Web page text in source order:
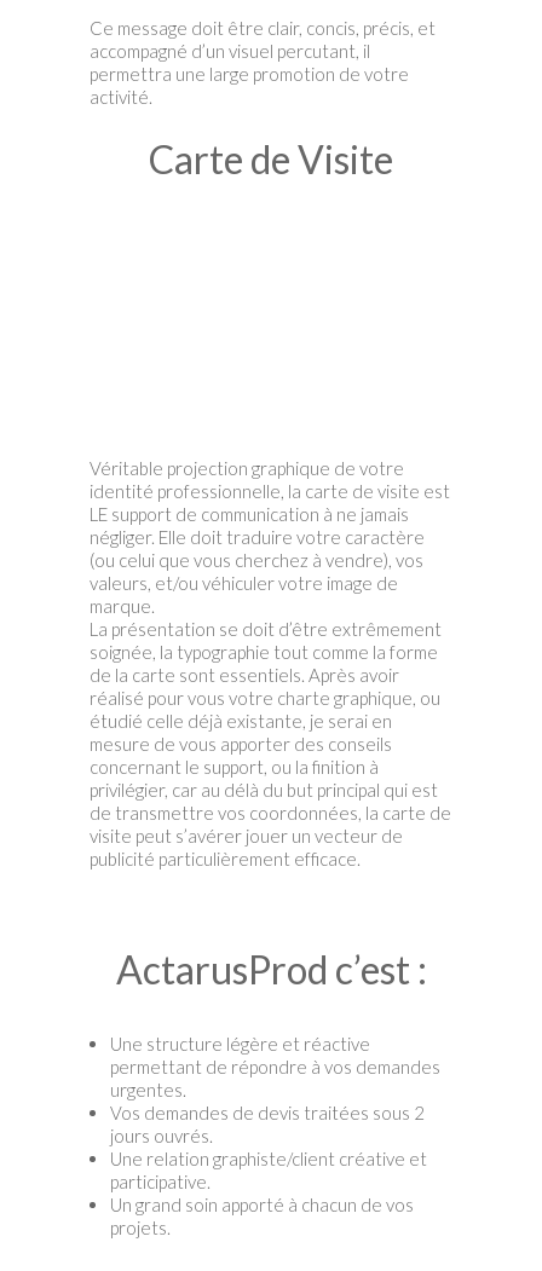
Ce message doit être clair, concis, précis, et
accompagné d’un visuel percutant, il
permettra une large promotion de votre
activité.
Carte de Visite
Véritable projection graphique de votre
identité professionnelle, la carte de visite est
LE support de communication à ne jamais
négliger. Elle doit traduire votre caractère
(ou celui que vous cherchez à vendre), vos
valeurs, et/ou véhiculer votre image de
marque.
La présentation se doit d’être extrêmement
soignée, la typographie tout comme la forme
de la carte sont essentiels. Après avoir
réalisé pour vous votre charte graphique, ou
étudié celle déjà existante, je serai en
mesure de vous apporter des conseils
concernant le support, ou la finition à
privilégier, car au délà du but principal qui est
de transmettre vos coordonnées, la carte de
visite peut s’avérer jouer un vecteur de
publicité particulièrement efficace.
ActarusProd c’est :
Une structure légère et réactive
permettant de répondre à vos demandes
urgentes.
Vos demandes de devis traitées sous 2
jours ouvrés.
Une relation graphiste/client créative et
participative.
Un grand soin apporté à chacun de vos
projets.